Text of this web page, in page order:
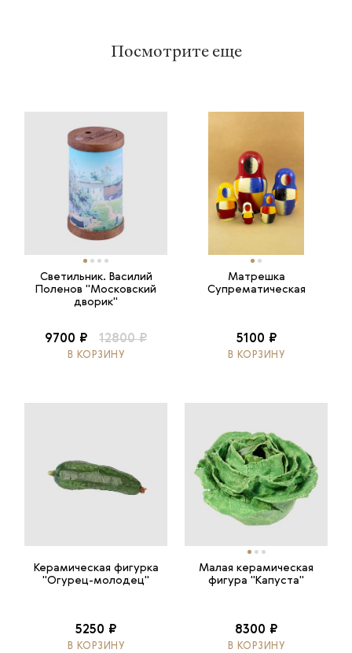
Посмотрите еще
Светильник. Василий
Поленов "Московский
дворик"
9700 ₽ 12800 ₽
В КОРЗИНУ
Матрешка
Супрематическая
5100 ₽
В КОРЗИНУ
Керамическая фигурка
"Огурец-молодец"
5250 ₽
В КОРЗИНУ
Малая керамическая
фигура "Капуста"
8300 ₽
В КОРЗИНУ